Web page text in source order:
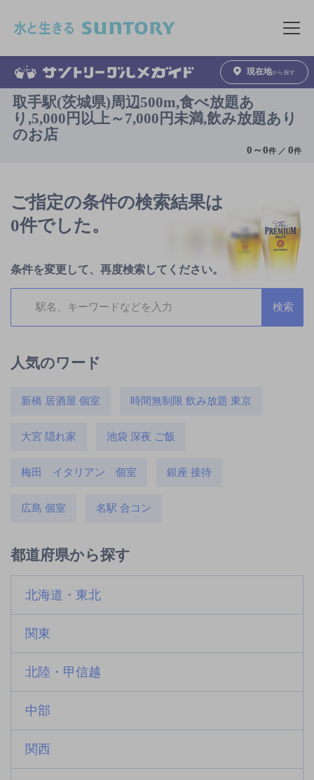
メニュ
現在地から探す
取手駅(茨城県)周辺500m,食べ放題あ
り,5,000円以上～7,000円未満,飲み放題あり
のお店
0 ～0件 ／0件
ご指定の条件の検索結果は
0件でした。
条件を変更して、再度検索してください。
人気のワード
新橋 居酒屋 個室 時間無制限 飲み放題 東京
大宮 隠れ家 池袋 深夜 ご飯
梅田 イタリアン 個室 銀座 接待
広島 個室 名駅 合コン
都道府県から探す
北海道・東北
関東
北陸・甲信越
中部
関西